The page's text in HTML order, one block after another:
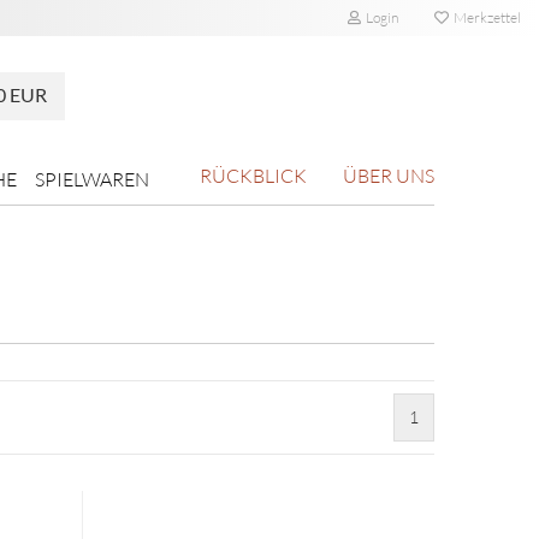
Login Merkzettel
EUR
SPIELWAREN RÜCKBLICK ÜBER UNS
1